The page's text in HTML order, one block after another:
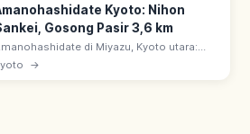
Kyoto: Nihon
Gosong Pasir 3,6 km
di Miyazu, Kyoto utara:
satu Nihon Sankei. Gosong pasir 3,6
km, ~6.700 pinus memisahkan Teluk Miyazu
→